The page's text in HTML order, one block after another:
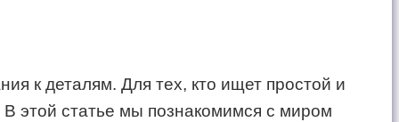
к деталям. Для тех, кто ищет простой и
этой статье мы познакомимся с миром